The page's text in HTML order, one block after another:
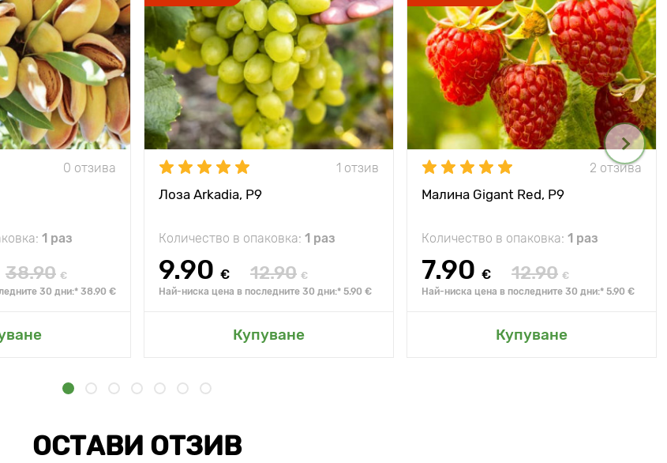
0 отзива
1 раз
38.90 €
30 дни:* 38.90 €
1 отзив
Лоза Arkadia, Р9
Количество в опаковка: 1 раз
9.90 € 12.90 €
Най-ниска цена в последните 30 дни:* 5.90 €
Купуване
2 отзива
Малина Gigant Red, Р9
Количество в опаковка: 1 раз
7.90 € 12.90 €
Най-ниска цена в последните 30 дни:* 5.90 €
Купуване
ОСТАВИ ОТЗИВ